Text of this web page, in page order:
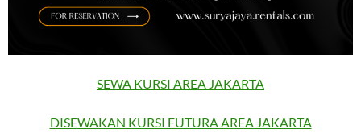
SEWA KURSI AREA JAKARTA
DISEWAKAN KURSI FUTURA AREA JAKARTA